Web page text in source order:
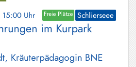
15:00 Uhr Freie Plätze Schlierseee
im Kurpark
Kräuterpädagogin BNE